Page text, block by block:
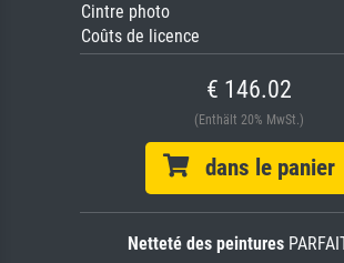
Cintre photo
Coûts de licence
€ 146.02
(Enthält 20% MwSt.)
dans le panier
Netteté des peintures